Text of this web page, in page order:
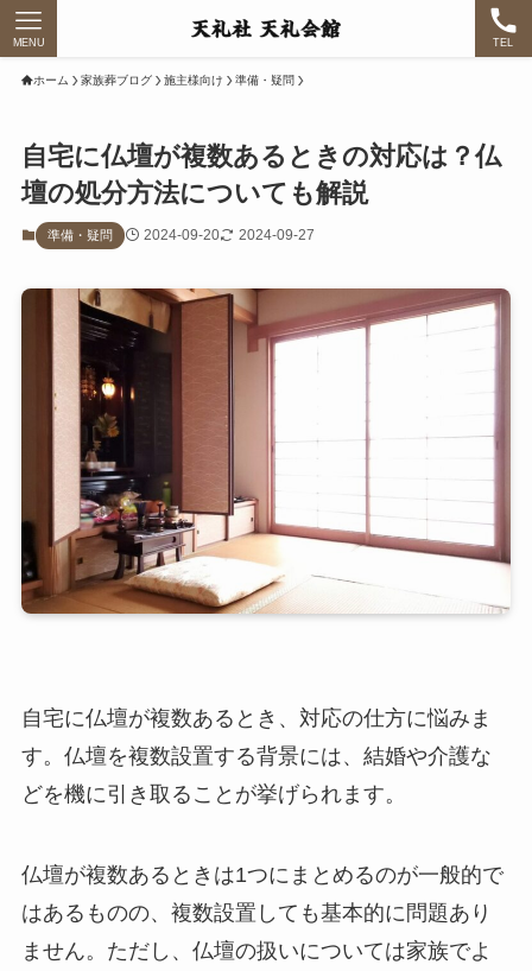
TEL
MENU
ホーム 家族葬ブログ 施主様向け 準備・疑問
自宅に仏壇が複数あるときの対応は？仏
壇の処分方法についても解説
準備・疑問 2024-09-20 2024-09-27
自宅に仏壇が複数あるとき、対応の仕方に悩みま
す。仏壇を複数設置する背景には、結婚や介護な
どを機に引き取ることが挙げられます。
仏壇が複数あるときは1つにまとめるのが一般的で
はあるものの、複数設置しても基本的に問題あり
ません。ただし、仏壇の扱いについては家族でよ